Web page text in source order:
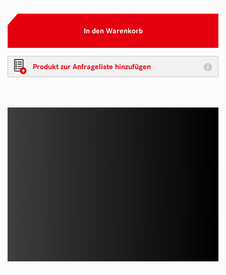
In den Warenkorb
Produkt zur Anfrageliste hinzufügen